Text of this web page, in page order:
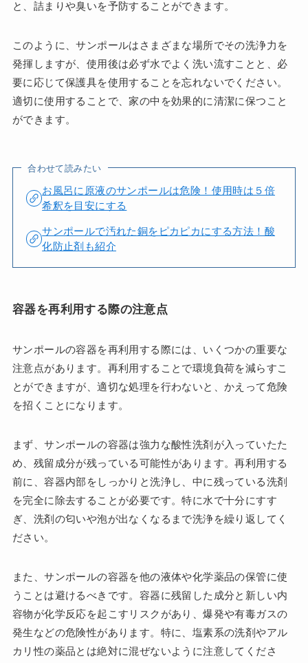
と、詰まりや臭いを予防することができます。
このように、サンポールはさまざまな場所でその洗浄力を
発揮しますが、使用後は必ず水でよく洗い流すことと、必
要に応じて保護具を使用することを忘れないでください。
適切に使用することで、家の中を効果的に清潔に保つこと
ができます。
合わせて読みたい
お風呂に原液のサンポールは危険！使用時は５倍
希釈を目安にする
サンポールで汚れた銅をピカピカにする方法！酸
化防止剤も紹介
容器を再利用する際の注意点
サンポールの容器を再利用する際には、いくつかの重要な
注意点があります。再利用することで環境負荷を減らすこ
とができますが、適切な処理を行わないと、かえって危険
を招くことになります。
まず、サンポールの容器は強力な酸性洗剤が入っていたた
め、残留成分が残っている可能性があります。再利用する
前に、容器内部をしっかりと洗浄し、中に残っている洗剤
を完全に除去することが必要です。特に水で十分にすす
ぎ、洗剤の匂いや泡が出なくなるまで洗浄を繰り返してく
ださい。
また、サンポールの容器を他の液体や化学薬品の保管に使
うことは避けるべきです。容器に残留した成分と新しい内
容物が化学反応を起こすリスクがあり、爆発や有毒ガスの
発生などの危険性があります。特に、塩素系の洗剤やアル
カリ性の薬品とは絶対に混ぜないように注意してくださ